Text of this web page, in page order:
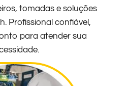
tomadas e soluções
Profissional confiável,
para atender sua